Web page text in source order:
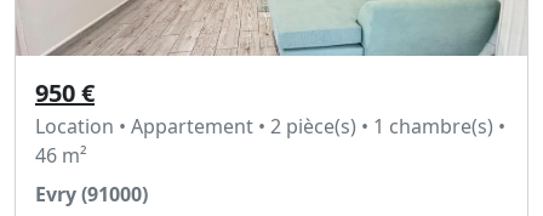
950 €
Location • Appartement • 2 pièce(s) • 1 chambre(s) •
46 m²
Evry (91000)